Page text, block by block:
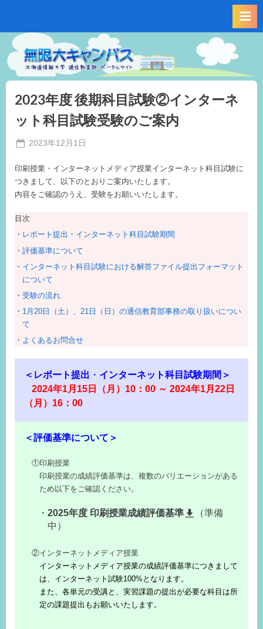
content
2023年度 後期科目試験②インターネ
ット科目試験受験のご案内
Posted
2023年12月1日
務
局
M.I
印刷授業・インターネットメディア授業インターネット科目試験に
つきまして、以下のとおりご案内いたします。
内容をご確認のうえ、受験をお願いいたします。
目次
レポート提出・インターネット科目試験期間
評価基準について
インターネット科目試験における解答ファイル提出フォーマット
について
受験の流れ
1月20日（土）、21日（日）の通信教育部事務の取り扱いについ
て
よくあるお問合せ
＜レポート提出 ・ インターネット科目試験期間＞
2024年1月15日（月）10：00 ～ 2024年1月22日
（月）16：00
＜評価基準について＞
①印刷授業
印刷授業の成績評価基準は、複数のバリエーションがある
ため以下をご確認ください。
2025年度 印刷授業成績評価基準
（準備
中）
②インターネットメディア授業
インターネットメディア授業の成績評価基準につきまして
は、インターネット試験100%となります。
また、各単元の受講と、実習課題の提出が必要な科目は所
定の課題提出もお願いいたします。